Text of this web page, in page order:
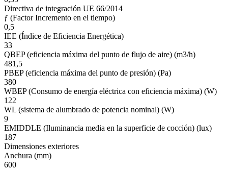
Directiva de integración UE 66/2014
ƒ (Factor Incremento en el tiempo)
0,5
IEE (Índice de Eficiencia Energética)
33
QBEP (eficiencia máxima del punto de flujo de aire) (m3/h)
481,5
PBEP (eficiencia máxima del punto de presión) (Pa)
380
WBEP (Consumo de energía eléctrica con eficiencia máxima) (W)
122
WL (sistema de alumbrado de potencia nominal) (W)
9
EMIDDLE (Iluminancia media en la superficie de cocción) (lux)
187
Dimensiones exteriores
Anchura (mm)
600